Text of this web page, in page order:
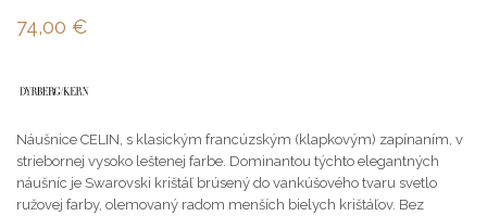
74,00 €
Náušnice CELIN, s klasickým francúzským (klapkovým) zapínaním, v
striebornej vysoko leštenej farbe. Dominantou týchto elegantných
náušníc je Swarovski krištáľ brúsený do vankúšového tvaru svetlo
ružovej farby, olemovaný radom menších bielych krištáľov. Bez